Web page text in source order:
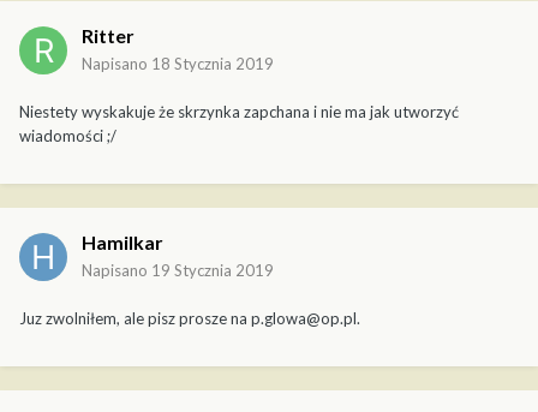
Ritter
Napisano 18 Stycznia 2019
Niestety wyskakuje że skrzynka zapchana i nie ma jak utworzyć
wiadomości ;/
Hamilkar
Napisano 19 Stycznia 2019
Juz zwolniłem, ale pisz prosze na p.glowa@op.pl.